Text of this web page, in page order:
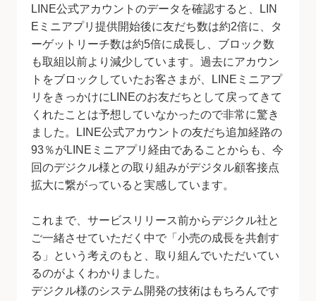
LINE公式アカウントのデータを確認すると、LIN
Eミニアプリ提供開始後に友だち数は約2倍に、タ
ーゲットリーチ数は約5倍に成長し、ブロック数
も取組以前より減少しています。過去にアカウン
トをブロックしていたお客さまが、LINEミニアプ
リをきっかけにLINEのお友だちとして戻ってきて
くれたことは予想していなかったので非常に驚き
ました。LINE公式アカウントの友だち追加経路の
93％がLINEミニアプリ経由であることからも、今
回のデジクル様との取り組みがデジタル顧客接点
拡大に繋がっていると実感しています。
これまで、サービスリリース前からデジクル社と
ご一緒させていただく中で「小売の成長を共創す
る」という考えのもと、取り組んでいただいてい
るのがよくわかりました。
デジクル様のシステム開発の技術はもちろんです